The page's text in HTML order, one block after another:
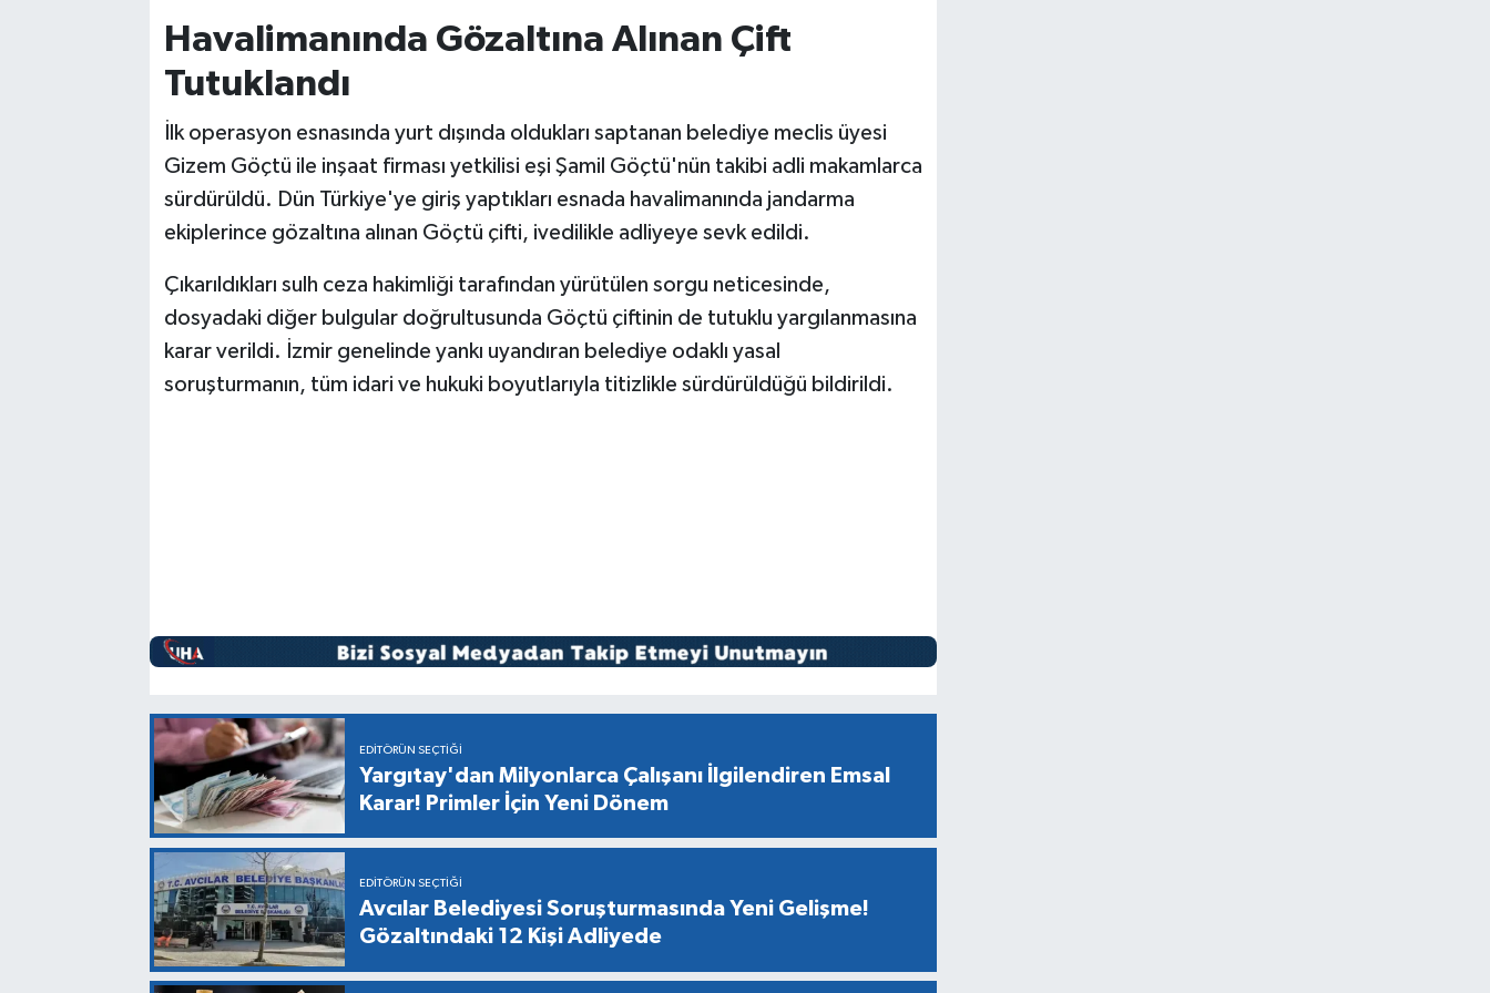
Havalimanında Gözaltına Alınan Çift
Tutuklandı
İlk operasyon esnasında yurt dışında oldukları saptanan belediye meclis üyesi
Gizem Göçtü ile inşaat firması yetkilisi eşi Şamil Göçtü'nün takibi adli makamlarca
sürdürüldü. Dün Türkiye'ye giriş yaptıkları esnada havalimanında jandarma
ekiplerince gözaltına alınan Göçtü çifti, ivedilikle adliyeye sevk edildi.
Çıkarıldıkları sulh ceza hakimliği tarafından yürütülen sorgu neticesinde,
dosyadaki diğer bulgular doğrultusunda Göçtü çiftinin de tutuklu yargılanmasına
karar verildi. İzmir genelinde yankı uyandıran belediye odaklı yasal
soruşturmanın, tüm idari ve hukuki boyutlarıyla titizlikle sürdürüldüğü bildirildi.
EDITÖRÜN SEÇTIĞI
Yargıtay'dan Milyonlarca Çalışanı İlgilendiren Emsal
Karar! Primler İçin Yeni Dönem
EDITÖRÜN SEÇTIĞI
Avcılar Belediyesi Soruşturmasında Yeni Gelişme!
Gözaltındaki 12 Kişi Adliyede